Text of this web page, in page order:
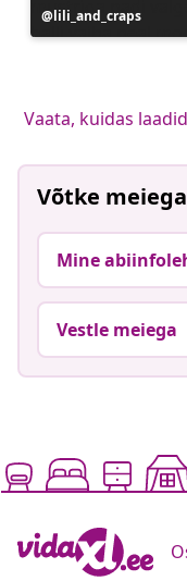
Postitus
avaldatud
lili_and_craps
Vaata, kuidas
Võtke
Mine
Vestle meiega